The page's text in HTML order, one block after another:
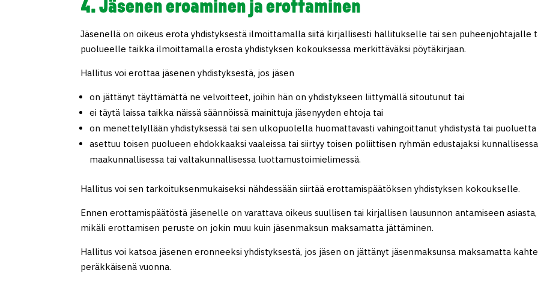
4. Jäsenen eroaminen ja erottaminen
Jäsenellä on oikeus erota yhdistyksestä ilmoittamalla siitä kirjallisesti hallitukselle tai sen puheenjohtajalle
puolueelle taikka ilmoittamalla erosta yhdistyksen kokouksessa merkittäväksi pöytäkirjaan.
Hallitus voi erottaa jäsenen yhdistyksestä, jos jäsen
on jättänyt täyttämättä ne velvoitteet, joihin hän on yhdistykseen liittymällä sitoutunut tai
ei täytä laissa taikka näissä säännöissä mainittuja jäsenyyden ehtoja tai
on menettelyllään yhdistyksessä tai sen ulkopuolella huomattavasti vahingoittanut yhdistystä tai puoluetta
asettuu toisen puolueen ehdokkaaksi vaaleissa tai siirtyy toisen poliittisen ryhmän edustajaksi
maakunnallisessa tai valtakunnallisessa luottamustoimielimessä.
Hallitus voi sen tarkoituksenmukaiseksi nähdessään siirtää erottamispäätöksen yhdistyksen kokoukselle.
Ennen erottamispäätöstä jäsenelle on varattava oikeus suullisen tai kirjallisen lausunnon antamiseen asiasta,
mikäli erottamisen peruste on jokin muu kuin jäsenmaksun maksamatta jättäminen.
Hallitus voi katsoa jäsenen eronneeksi yhdistyksestä, jos jäsen on jättänyt jäsenmaksunsa maksamatta
peräkkäisenä vuonna.